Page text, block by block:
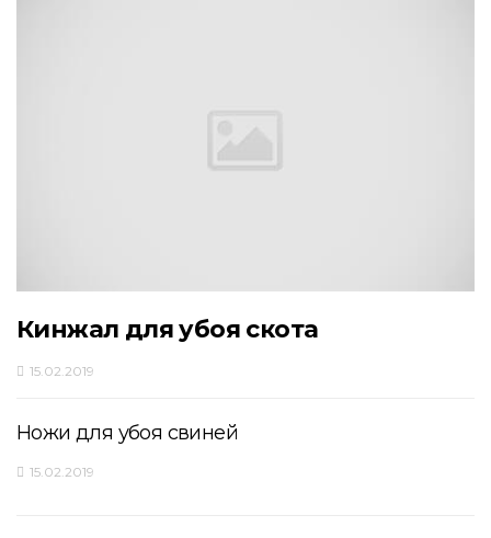
Кинжал для убоя скота
15.02.2019
Ножи для убоя свиней
15.02.2019